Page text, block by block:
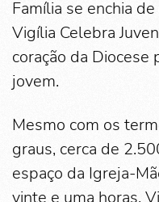
Família se enchia
Vigília Celebra
coração da Diocese
jovem.
Mesmo com os
graus, cerca de
espaço da Igreja-
vinte e uma horas.